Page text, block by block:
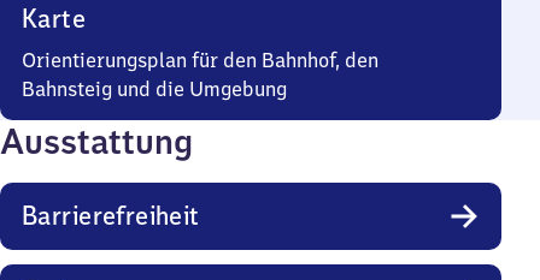
Karte
Orientierungsplan für den Bahnhof, den
Bahnsteig und die Umgebung
Ausstattung
Barrierefreiheit